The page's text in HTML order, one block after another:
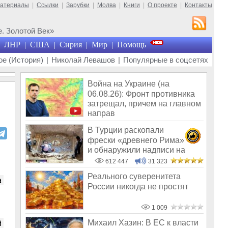
Ссылки Зарубки Молва Книги О проекте Контакты
Золотой Век»
ЛНР | США | Сирия | Мир | Помощь
(История) | Николай Левашов | Популярные в соцсетях
Реклама
Война на Украине (на
06.08.26): Фронт противника
затрещал, причем на главном
направ
В Турции раскопали
фрески «древнего Рима»
и обнаружили надписи на
Русском!
612 447 31 323
Реального суверенитета
России никогда не простят
1 009
Михаил Хазин: В ЕС к власти